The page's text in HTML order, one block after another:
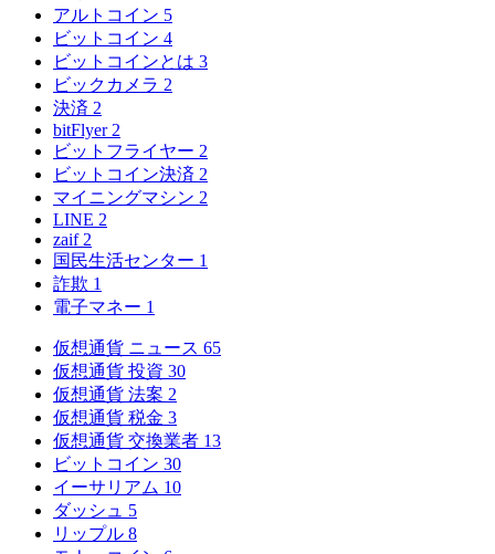
アルトコイン 5
ビットコイン 4
ビットコインとは 3
ビックカメラ 2
決済 2
bitFlyer 2
ビットフライヤー 2
ビットコイン決済 2
マイニングマシン 2
LINE 2
zaif 2
国民生活センター 1
詐欺 1
電子マネー 1
仮想通貨 ニュース 65
仮想通貨 投資 30
仮想通貨 法案 2
仮想通貨 税金 3
仮想通貨 交換業者 13
ビットコイン 30
イーサリアム 10
ダッシュ 5
リップル 8